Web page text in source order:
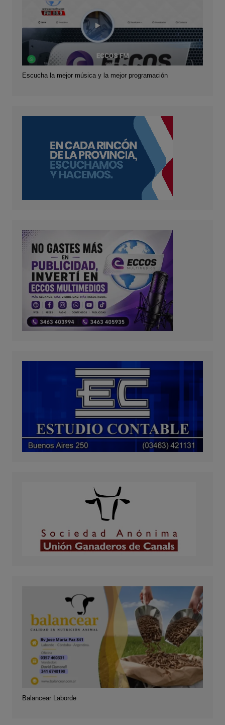
Escucha la mejor música y la mejor programación
Balancear Laborde